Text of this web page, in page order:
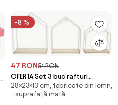
-8 %
47 RON51 RON
OFERTA Set 3 buc rafturi
decorative pentru copii
SAKURA, roz II.calitate
28×23×13 cm, fabricate din lemn,
- suprafață mată